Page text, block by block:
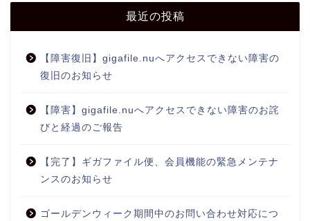
最近の投稿
【障害復旧】gigafile.nuへアクセスできない障害の
復旧のお知らせ
【障害】gigafile.nuへアクセスできない障害のお詫
びと経過のご報告
【完了】ギガファイル便、会員機能の緊急メンテナ
ンスのお知らせ
ゴールデンウィーク期間中のお問い合わせ対応につ